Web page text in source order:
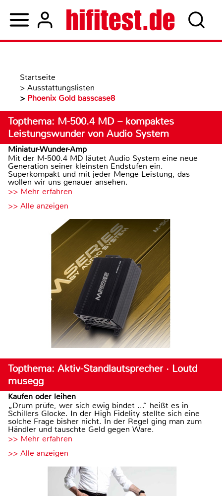
Startseite
> Ausstattungslisten
> Phoenix Gold basscase8
Topthema: M-500.4 MD – kompaktes
Leistungswunder von Audio System
Miniatur-Wunder-Amp
Mit der M-500.4 MD läutet Audio System eine neue
Generation seiner kleinsten Endstufen ein.
Superkompakt und mit jeder Menge Leistung, das
wollen wir uns genauer ansehen.
>> Mehr erfahren
>> Alle anzeigen
Topthema: Aktiv-Standlautsprecher · Loutd
musegg
Kaufen oder leihen
„Drum prüfe, wer sich ewig bindet ...“ heißt es in
Schillers Glocke. In der High Fidelity stellte sich eine
solche Frage bisher nicht. In der Regel ging man zum
Händler und tauschte Geld gegen Ware.
>> Mehr erfahren
>> Alle anzeigen